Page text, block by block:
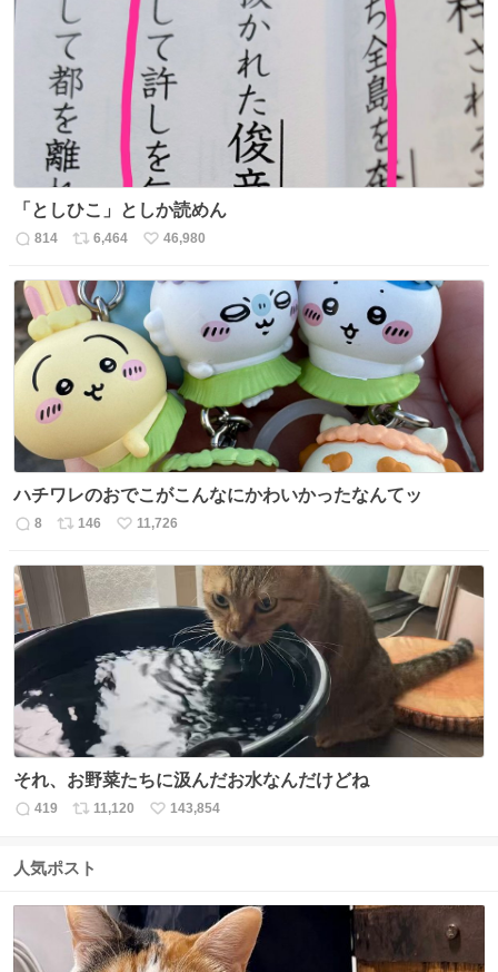
数
ス
ト
数
ね
数
「としひこ」としか読めん
返
数
814
リ
ス
ト
数
6,464
い
ね
数
46,980
ハチワレのおでこがこんなにかわいかったなんてッ
返
数
8
リ
ス
ト
数
146
い
ね
数
11,726
それ、お野菜たちに汲んだお水なんだけどね
返
数
419
リ
ス
数
11,120
い
143,854
人気ポスト